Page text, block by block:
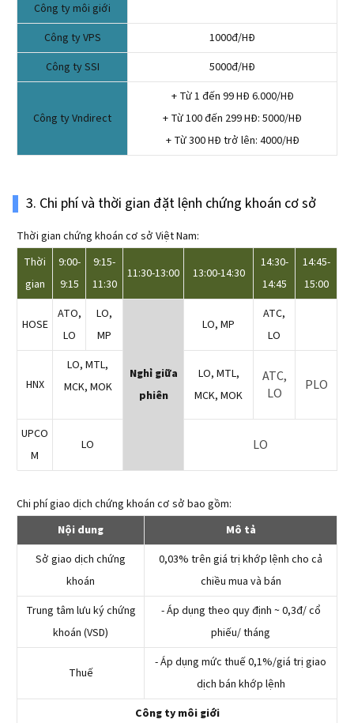
Công ty môi giới
Công ty VPS
1000đ/HĐ
Công ty SSI
5000đ/HĐ
Công ty Vndirect
+ Từ 1 đến 99 HĐ 6.000/HĐ
+ Từ 100 đến 299 HĐ: 5000/HĐ
+ Từ 300 HĐ trở lên: 4000/HĐ
3. Chi phí và thời gian đặt lệnh chứng khoán cơ sở
Thời gian chứng khoán cơ sở Việt Nam:
Thời
gian
9:00-
9:15
9:15-
11:30
11:30-13:00 13:00-14:30
14:30-
14:45
14:45-
15:00
HOSE
ATO,
LO
LO,
MP
Nghỉ giữa
phiên
LO, MP
ATC,
LO
HNX
LO, MTL,
MCK, MOK
LO, MTL,
MCK, MOK
ATC,
LO
PLO
UPCO
M
LO LO
Chi phí giao dịch chứng khoán cơ sở bao gồm:
Nội dung
Mô tả
Sở giao dịch chứng
khoán
0,03% trên giá trị khớp lệnh cho cả
chiều mua và bán
Trung tâm lưu ký chứng
khoán (VSD)
- Áp dụng theo quy định ~ 0,3đ/ cổ
phiếu/ tháng
Thuế
- Áp dụng mức thuế 0,1%/giá trị giao
dịch bán khớp lệnh
Công ty môi giới